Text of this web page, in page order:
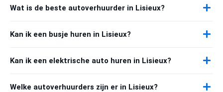
Wat is de beste autoverhuurder in Lisieux?
Kan ik een busje huren in Lisieux?
Kan ik een elektrische auto huren in Lisieux?
Welke autoverhuurders zijn er in Lisieux?